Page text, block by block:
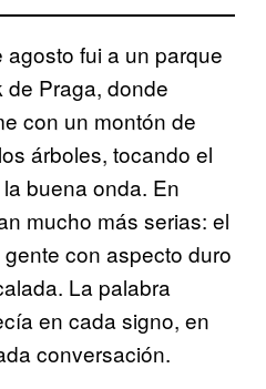
fui a un parque
de Praga, donde
con un montón de
árboles, tocando el
buena onda. En
mucho más serias: el
con aspecto duro
La palabra
en cada signo, en
conversación.